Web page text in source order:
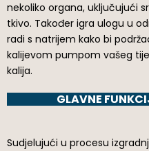
nekoliko organa, uključujući
tkivo. Također igra ulogu u
radi s natrijem kako bi
kalijevom pumpom vašeg
kalija.
GLAVNE
Sudjelujući u procesu